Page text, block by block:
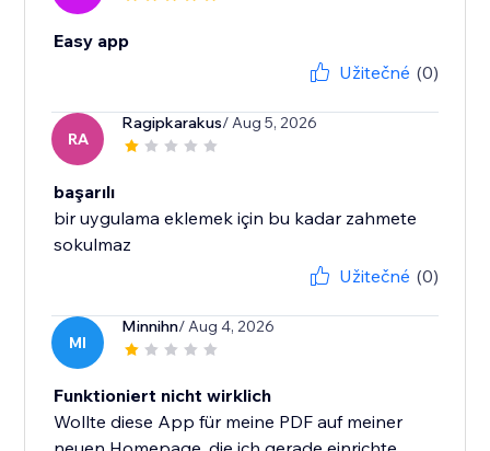
Easy app
Užitečné (0)
RA
Ragipkarakus/ Aug 5, 2026
başarılı
bir uygulama eklemek için bu kadar zahmete
sokulmaz
Užitečné (0)
MI
Minnihn/ Aug 4, 2026
Funktioniert nicht wirklich
Wollte diese App für meine PDF auf meiner